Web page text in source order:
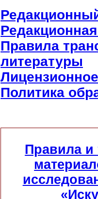
Правила
литературы
Политика
Правила и